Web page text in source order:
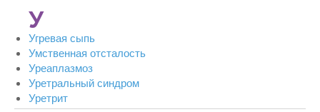
У
Угревая сыпь
Умственная отсталость
Уреаплазмоз
Уретральный синдром
Уретрит